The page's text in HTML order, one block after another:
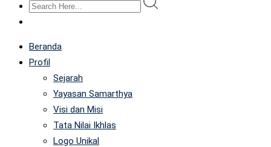
Beranda
Profil
Sejarah
Yayasan Samarthya
Visi dan Misi
Tata Nilai Ikhlas
Logo Unikal